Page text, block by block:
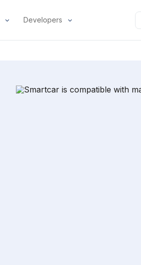
Developers